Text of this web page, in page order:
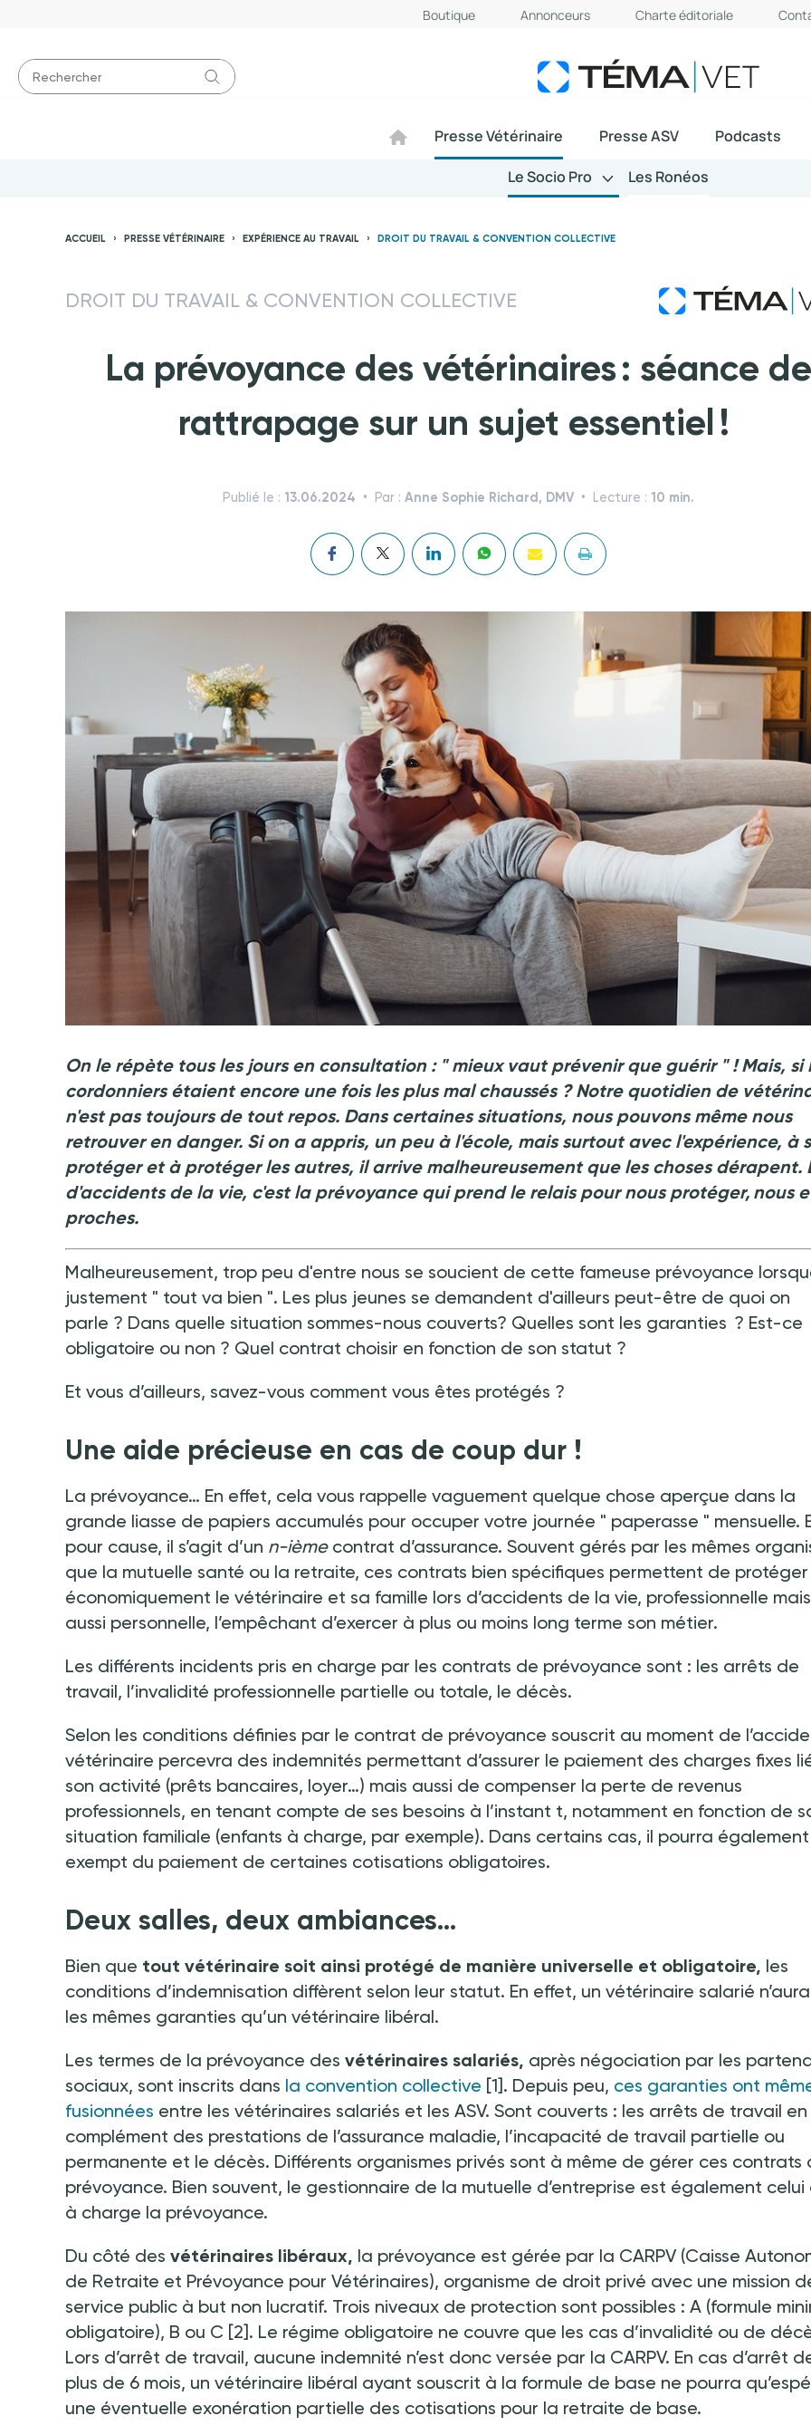
Boutique Annonceurs Charte éditoriale
Presse Vétérinaire
Le Socio Pro Les Ronéos
Presse ASV Podcasts
ACCUEIL PRESSE VÉTÉRINAIRE EXPÉRIENCE AU TRAVAIL DROIT DU TRAVAIL & CONVENTION COLLECTIVE
DROIT DU TRAVAIL & CONVENTION COLLECTIVE
La prévoyance des vétérinaires : séance de
rattrapage sur un sujet essentiel !
Publié le : 13.06.2024 Par : Anne Sophie Richard, DMV Lecture : 10 min.
Crédit photo @ Karyna - stock.adobe.com
On le répète tous les jours en consultation : " mieux vaut prévenir que guérir " ! Mais, si
cordonniers étaient encore une fois les plus mal chaussés ? Notre quotidien de
n'est pas toujours de tout repos. Dans certaines situations, nous pouvons même nous
retrouver en danger. Si on a appris, un peu à l'école, mais surtout avec l'expérience, à
protéger et à protéger les autres, il arrive malheureusement que les choses dérapent.
d'accidents de la vie, c'est la prévoyance qui prend le relais pour nous protéger, nous
proches.
Malheureusement, trop peu d'entre nous se soucient de cette fameuse prévoyance
justement " tout va bien ". Les plus jeunes se demandent d'ailleurs peut-être de quoi on
parle ? Dans quelle situation sommes-nous couverts? Quelles sont les garanties ? Est-ce
obligatoire ou non ? Quel contrat choisir en fonction de son statut ?
Et vous d’ailleurs, savez-vous comment vous êtes protégés ?
Une aide précieuse en cas de coup dur !
La prévoyance… En effet, cela vous rappelle vaguement quelque chose aperçue dans la
grande liasse de papiers accumulés pour occuper votre journée " paperasse " mensuelle.
pour cause, il s’agit d’un n-ième contrat d’assurance. Souvent gérés par les mêmes
que la mutuelle santé ou la retraite, ces contrats bien spécifiques permettent de protéger
économiquement le vétérinaire et sa famille lors d’accidents de la vie, professionnelle mais
aussi personnelle, l’empêchant d’exercer à plus ou moins long terme son métier.
Les différents incidents pris en charge par les contrats de prévoyance sont : les arrêts de
travail, l’invalidité professionnelle partielle ou totale, le décès.
Selon les conditions définies par le contrat de prévoyance souscrit au moment de
vétérinaire percevra des indemnités permettant d’assurer le paiement des charges fixes
son activité (prêts bancaires, loyer…) mais aussi de compenser la perte de revenus
professionnels, en tenant compte de ses besoins à l’instant t, notamment en fonction de
situation familiale (enfants à charge, par exemple). Dans certains cas, il pourra
exempt du paiement de certaines cotisations obligatoires.
Deux salles, deux ambiances…
Bien que tout vétérinaire soit ainsi protégé de manière universelle et obligatoire, les
conditions d’indemnisation diffèrent selon leur statut. En effet, un vétérinaire salarié
les mêmes garanties qu’un vétérinaire libéral.
Les termes de la prévoyance des vétérinaires salariés, après négociation par les
sociaux, sont inscrits dans la convention collective [1]. Depuis peu, ces garanties ont
fusionnées entre les vétérinaires salariés et les ASV. Sont couverts : les arrêts de travail en
complément des prestations de l’assurance maladie, l’incapacité de travail partielle ou
permanente et le décès. Différents organismes privés sont à même de gérer ces contrats
prévoyance. Bien souvent, le gestionnaire de la mutuelle d’entreprise est également celui
à charge la prévoyance.
Du côté des vétérinaires libéraux, la prévoyance est gérée par la CARPV (Caisse
de Retraite et Prévoyance pour Vétérinaires), organisme de droit privé avec une mission
service public à but non lucratif. Trois niveaux de protection sont possibles : A (formule
obligatoire), B ou C [2]. Le régime obligatoire ne couvre que les cas d’invalidité ou de
Lors d’arrêt de travail, aucune indemnité n’est donc versée par la CARPV. En cas d’arrêt
plus de 6 mois, un vétérinaire libéral ayant souscrit à la formule de base ne pourra
une éventuelle exonération partielle des cotisations pour la retraite de base.